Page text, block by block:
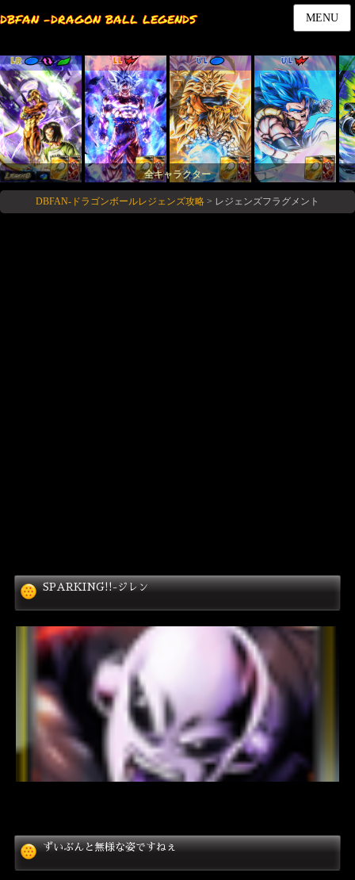
DBFAN -DRAGON BALL LEGENDS MENU
LR LL UL UL
全キャラクター
DBFAN-ドラゴンボールレジェンズ攻略 > レジェンズフラグメント
SPARKING!!-ジレン
ずいぶんと無様な姿ですねぇ